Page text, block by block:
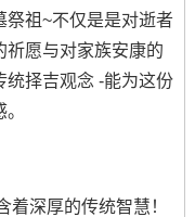
祭祖~不仅是是对逝者
祈愿与对家族安康的
择吉观念 -能为这份
深厚的传统智慧！